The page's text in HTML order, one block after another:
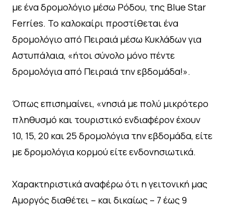
με ένα δρομολόγιο μέσω Ρόδου, της Blue Star
Ferrίes. Το καλοκαίρι προστίθεται ένα
δρομολόγιο από Πειραιά μέσω Κυκλάδων για
Αστυπάλαια, «ήτοι σύνολο μόνο πέντε
δρομολόγια από Πειραιά την εβδομάδα!».
Όπως επισημαίνει, «νησιά με πολύ μικρότερο
πληθυσμό και τουριστικό ενδιαφέρον έχουν
10, 15, 20 και 25 δρομολόγια την εβδομάδα, είτε
με δρομολόγια κορμού είτε ενδονησιωτικά.
Χαρακτηριστικά αναφέρω ότι η γειτονική μας
Αμοργός διαθέτει – και δικαίως – 7 έως 9